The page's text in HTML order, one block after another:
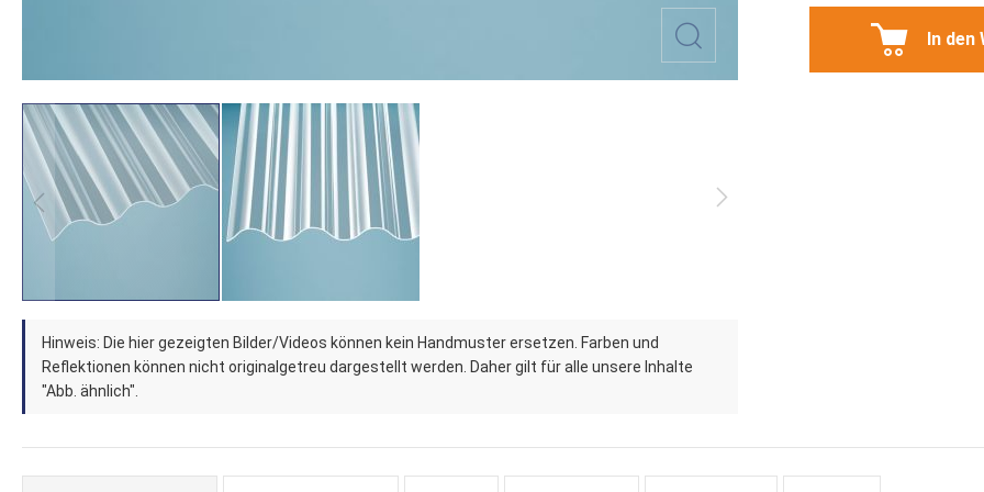
Zum
Anfang
der
Bildergalerie
springen
Hinweis: Die hier gezeigten Bilder/Videos können kein Handmuster ersetzen. Farben und
Reflektionen können nicht originalgetreu dargestellt werden. Daher gilt für alle unsere Inhalte
"Abb. ähnlich".
In den